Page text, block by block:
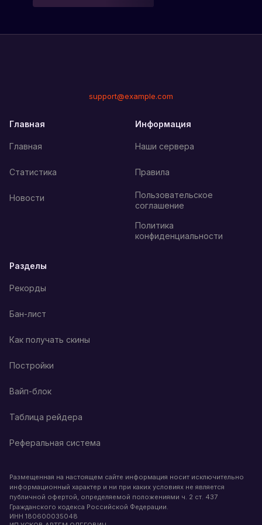
support@example.com
Главная
Главная
Статистика
Новости
Информация
Наши сервера
Правила
Пользовательское
соглашение
Политика
конфиденциальности
Разделы
Рекорды
Бан-лист
Как получать скины
Постройки
Вайп-блок
Таблица рейдера
Реферальная система
Размещенная на настоящем сайте информация носит исключительно
информационный характер и ни при каких условиях не является
публичной офертой, определяемой положениями ч. 2 ст. 437
Гражданского кодекса Российской Федерации.
ИНН 180600035048